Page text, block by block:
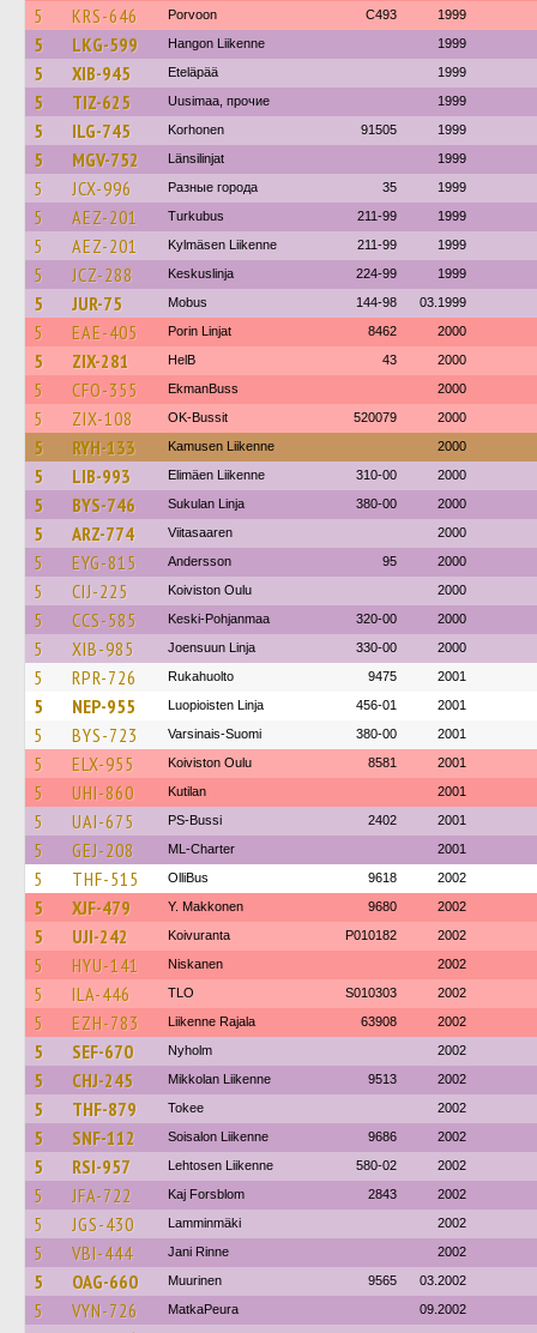
5 KRS-646 Porvoon C493 1999
5 LKG-599 Hangon Liikenne 1999
5 XIB-945 Eteläpää 1999
5 TIZ-625 Uusimaa, прочие 1999
5 ILG-745 Korhonen 91505 1999
5 MGV-752 Länsilinjat 1999
5 JCX-996 Разные города 35 1999
5 AEZ-201 Turkubus 211-99 1999
5 AEZ-201 Kylmäsen Liikenne 211-99 1999
5 JCZ-288 Keskuslinja 224-99 1999
5 JUR-75 Mobus 144-98 03.1999
5 EAE-405 Porin Linjat 8462 2000
5 ZIX-281 HelB 43 2000
5 CFO-355 EkmanBuss 2000
5 ZIX-108 OK-Bussit 520079 2000
5 RYH-133 Kamusen Liikenne 2000
5 LIB-993 Elimäen Liikenne 310-00 2000
5 BYS-746 Sukulan Linja 380-00 2000
5 ARZ-774 Viitasaaren 2000
5 EYG-815 Andersson 95 2000
5 CIJ-225 Koiviston Oulu 2000
5 CCS-585 Keski-Pohjanmaa 320-00 2000
5 XIB-985 Joensuun Linja 330-00 2000
5 RPR-726 Rukahuolto 9475 2001
5 NEP-955 Luopioisten Linja 456-01 2001
5 BYS-723 Varsinais-Suomi 380-00 2001
5 ELX-955 Koiviston Oulu 8581 2001
5 UHI-860 Kutilan 2001
5 UAI-675 PS-Bussi 2402 2001
5 GEJ-208 ML-Charter 2001
5 THF-515 OlliBus 9618 2002
5 XJF-479 Y. Makkonen 9680 2002
5 UJI-242 Koivuranta P010182 2002
5 HYU-141 Niskanen 2002
5 ILA-446 TLO S010303 2002
5 EZH-783 Liikenne Rajala 63908 2002
5 SEF-670 Nyholm 2002
5 CHJ-245 Mikkolan Liikenne 9513 2002
5 THF-879 Tokee 2002
5 SNF-112 Soisalon Liikenne 9686 2002
5 RSI-957 Lehtosen Liikenne 580-02 2002
5 JFA-722 Kaj Forsblom 2843 2002
5 JGS-430 Lamminmäki 2002
5 VBI-444 Jani Rinne 2002
5 OAG-660 Muurinen 9565 03.2002
5 VYN-726 MatkaPeura 09.2002